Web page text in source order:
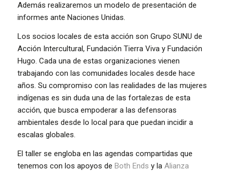
Además realizaremos un modelo de presentación de
informes ante Naciones Unidas.
Los socios locales de esta acción son Grupo SUNU de
Acción Intercultural, Fundación Tierra Viva y Fundación
Hugo. Cada una de estas organizaciones vienen
trabajando con las comunidades locales desde hace
años. Su compromiso con las realidades de las mujeres
indígenas es sin duda una de las fortalezas de esta
acción, que busca empoderar a las defensoras
ambientales desde lo local para que puedan incidir a
escalas globales.
El taller se engloba en las agendas compartidas que
tenemos con los apoyos de Both Ends y la Alianza